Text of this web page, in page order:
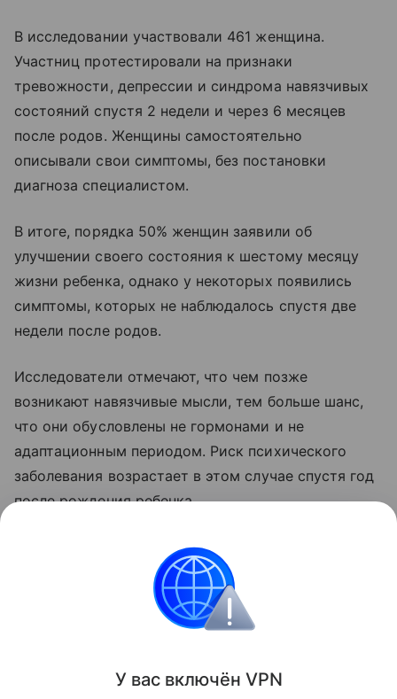
В исследовании участвовали 461 женщина.
Участниц протестировали на признаки
тревожности, депрессии и синдрома навязчивых
состояний спустя 2 недели и через 6 месяцев
после родов. Женщины самостоятельно
описывали свои симптомы, без постановки
диагноза специалистом.
В итоге, порядка 50% женщин заявили об
улучшении своего состояния к шестому месяцу
жизни ребенка, однако у некоторых появились
симптомы, которых не наблюдалось спустя две
недели после родов.
Исследователи отмечают, что чем позже
возникают навязчивые мысли, тем больше шанс,
что они обусловлены не гормонами и не
адаптационным периодом. Риск психического
заболевания возрастает в этом случае спустя год
после рождения ребенка.
Авторы отмечают, что порядка 70% женщин с
неврозом навязчивых состояний также
находились в депрессии.
У вас включён VPN